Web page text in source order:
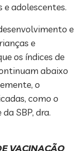
adolescentes.
e
e
os índices de
abaixo
o
como o
SBP, dra.
VACINAÇÃO